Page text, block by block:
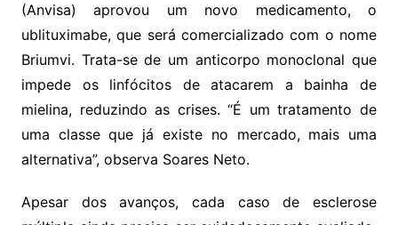
(Anvisa) aprovou um novo medicamento, o
ublituximabe, que será comercializado com o nome
Briumvi. Trata-se de um anticorpo monoclonal que
impede os linfócitos de atacarem a bainha de
mielina, reduzindo as crises. “É um tratamento de
uma classe que já existe no mercado, mais uma
alternativa”, observa Soares Neto.
Apesar dos avanços, cada caso de esclerose